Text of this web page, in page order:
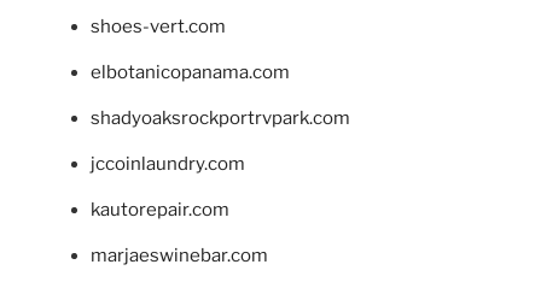
shoes-vert.com
elbotanicopanama.com
shadyoaksrockportrvpark.com
jccoinlaundry.com
kautorepair.com
marjaeswinebar.com